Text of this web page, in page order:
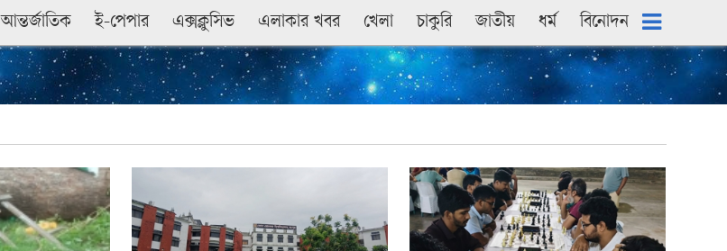
আন্তর্জাতিক ই-পেপার এক্সক্লুসিভ এলাকার খবর খেলা চাকুরি জাতীয় ধৰ্ম বিনোদন